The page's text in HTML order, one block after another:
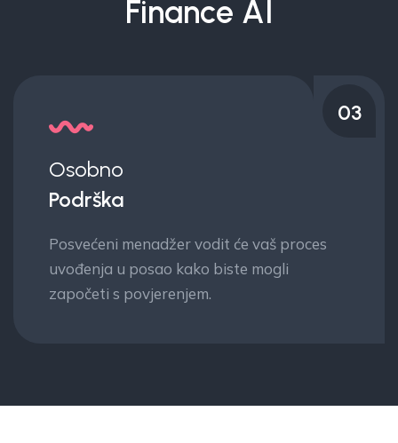
Finance AI
04
Puno
Automatizacija
Jednom aktivan, sustav radi non-stop,
izvršavajući transakcije u milisekundama
bez emocija.